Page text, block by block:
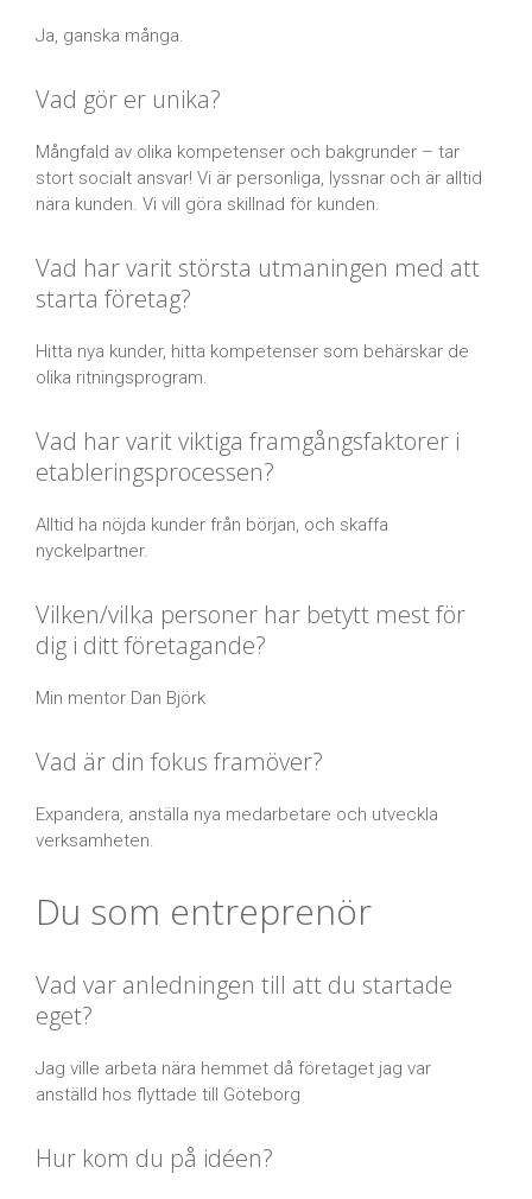
Ja, ganska många.
Vad gör er unika?
Mångfald av olika kompetenser och bakgrunder – tar
stort socialt ansvar! Vi är personliga, lyssnar och är alltid
nära kunden. Vi vill göra skillnad för kunden.
Vad har varit största utmaningen med att
starta företag?
Hitta nya kunder, hitta kompetenser som behärskar de
olika ritningsprogram.
Vad har varit viktiga framgångsfaktorer i
etableringsprocessen?
Alltid ha nöjda kunder från början, och skaffa
nyckelpartner.
Vilken/vilka personer har betytt mest för
dig i ditt företagande?
Min mentor Dan Björk
Vad är din fokus framöver?
Expandera, anställa nya medarbetare och utveckla
verksamheten.
Du som entreprenör
Vad var anledningen till att du startade
eget?
Jag ville arbeta nära hemmet då företaget jag var
anställd hos flyttade till Göteborg
Hur kom du på idéen?